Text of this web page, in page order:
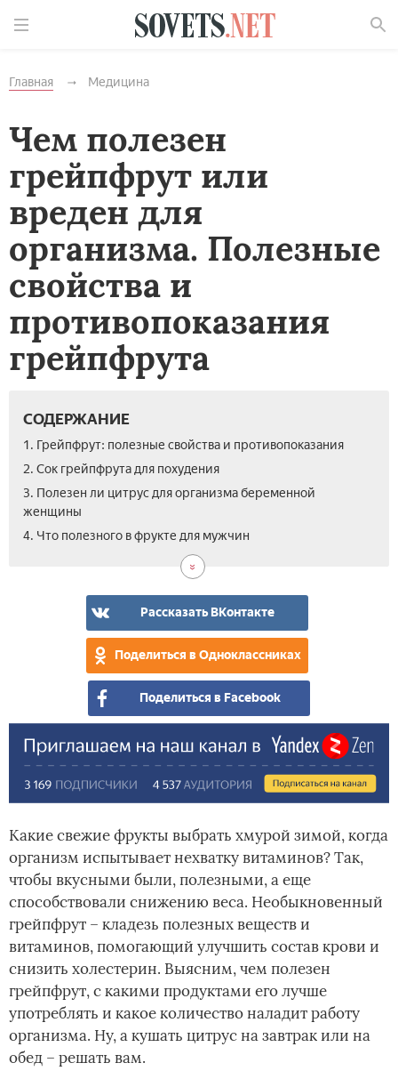
Главная Медицина
Чем полезен
грейпфрут или
вреден для
организма. Полезные
свойства и
противопоказания
грейпфрута
СОДЕРЖАНИЕ
1. Грейпфрут: полезные свойства и противопоказания
2. Сок грейпфрута для похудения
3. Полезен ли цитрус для организма беременной
женщины
4. Что полезного в фрукте для мужчин
Рассказать ВКонтакте
Поделиться в Одноклассниках
Поделиться в Facebook
Какие свежие фрукты выбрать хмурой зимой, когда
организм испытывает нехватку витаминов? Так,
чтобы вкусными были, полезными, а еще
способствовали снижению веса. Необыкновенный
грейпфрут – кладезь полезных веществ и
витаминов, помогающий улучшить состав крови и
снизить холестерин. Выясним, чем полезен
грейпфрут, с какими продуктами его лучше
употреблять и какое количество наладит работу
организма. Ну, а кушать цитрус на завтрак или на
обед – решать вам.